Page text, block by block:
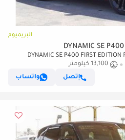
البريميوم
13,100 كيلومتر
إتصل
واتساب